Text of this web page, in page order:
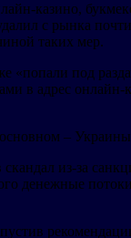
казино,
с рынка почти
таких мер.
«попали под
в адрес онлайн-
–
скандал из-за
денежные